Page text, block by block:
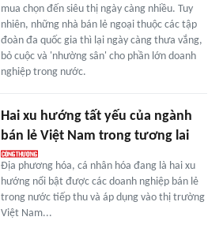
mua chọn đến siêu thị ngày càng nhiều. Tuy
nhiên, những nhà bán lẻ ngoại thuộc các tập
đoàn đa quốc gia thì lại ngày càng thưa vắng,
bỏ cuộc và 'nhường sân' cho phần lớn doanh
nghiệp trong nước.
Hai xu hướng tất yếu của ngành
bán lẻ Việt Nam trong tương lai
Địa phương hóa, cá nhân hóa đang là hai xu
hướng nổi bật được các doanh nghiệp bán lẻ
trong nước tiếp thu và áp dụng vào thị trường
Việt Nam...